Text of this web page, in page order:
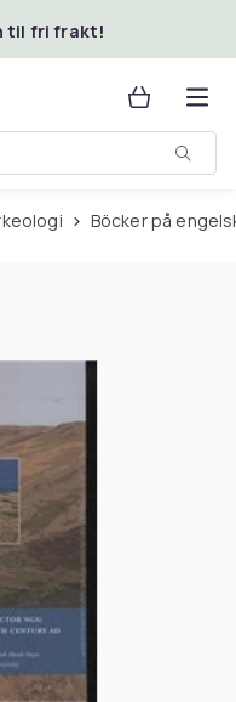
til fri frakt!
Böcker på